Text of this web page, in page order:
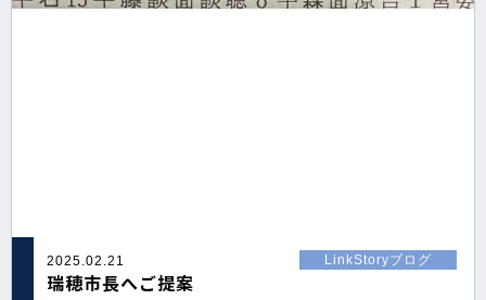
2025.02.21 LinkStoryブログ
瑞穂市長へご提案